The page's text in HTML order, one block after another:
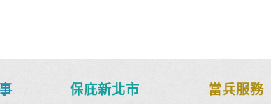
保庇新北市 當兵服務